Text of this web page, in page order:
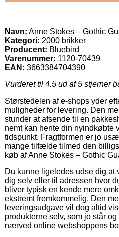
Navn: Anne Stokes – Gothic
Kategori: 2000 brikker
Producent: Bluebird
Varenummer: 1120-70439
EAN: 3663384704390
Vurderet til 4.5 ud af 5 stjerner
Størstedelen af e-shops yder
muligheder for levering. Den
stunder at afsende til en
nemt kan hente din nyindkøbte
tidspunkt. Fragtformen er jo
mange tilfælde tilmed den
køb af Anne Stokes – Gothic
Du kunne ligeledes udse dig at
dig selv eller til adressen hvor
bliver typisk en kende mere
ekstremt fremkommelig. Den
leveringsudgave vil dog altid
produkterne selv, som jo står
nærved online webshoppens